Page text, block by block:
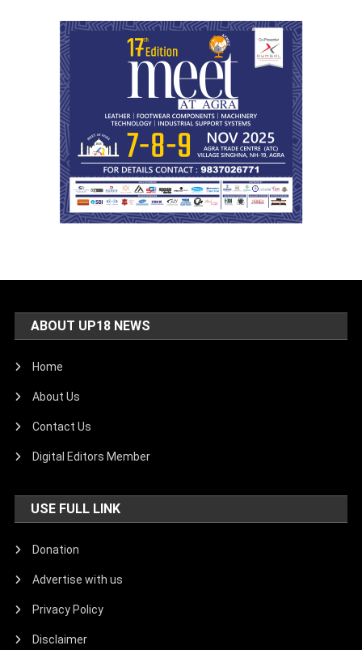
ABOUT UP18 NEWS
Home
About Us
Contact Us
Digital Editors Member
USE FULL LINK
Donation
Advertise with us
Privacy Policy
Disclaimer